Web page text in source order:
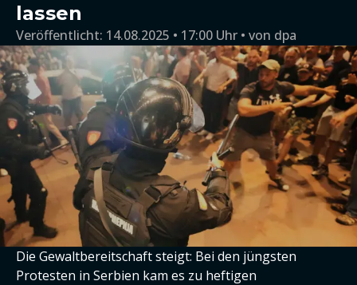
lassen
Veröffentlicht: 14.08.2025 • 17:00 Uhr von dpa
Die Gewaltbereitschaft steigt: Bei den jüngsten
Protesten in Serbien kam es zu heftigen